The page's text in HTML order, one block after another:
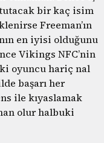
bir kaç isim
Freeman’ın
en iyisi olduğunu
Vikings NFC’nin
oyuncu hariç nal
başarı her
ile kıyaslamak
olur halbuki